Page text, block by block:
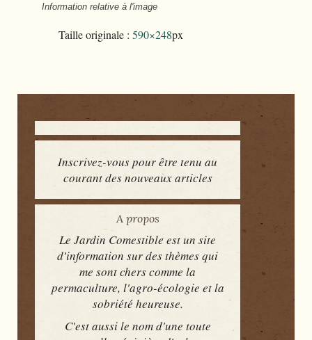
Information relative à l'image
Taille originale : 590×248px
Inscrivez-vous pour être tenu au
courant des nouveaux articles
A propos
Le Jardin Comestible est un site
d'information sur des thèmes qui
me sont chers comme la
permaculture, l'agro-écologie et la
sobriété heureuse.
C'est aussi le nom d'une toute